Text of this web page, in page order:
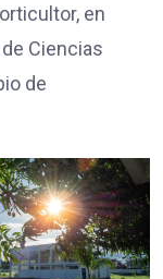
en
Ciencias
de